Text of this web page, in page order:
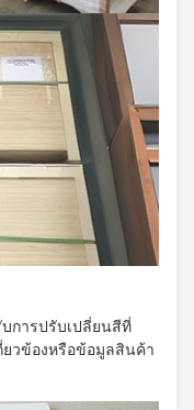
การปรับเปลี่ยนสีที่
ยวข้องหรือข้อมูลสินค้า